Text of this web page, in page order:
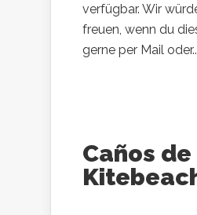
verfügbar. Wir
freuen, wenn du
gerne per Mail
Caños